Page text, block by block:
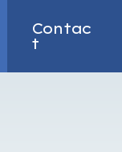
Contac
t